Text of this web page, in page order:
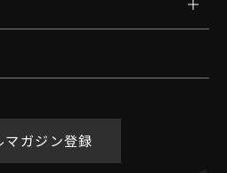
マガジン登録